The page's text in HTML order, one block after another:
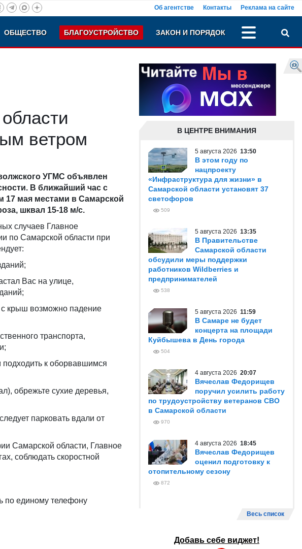
Об агентстве Контакты Реклама на сайте
ОБЩЕСТВО БЛАГОУСТРОЙСТВО ЗАКОН И ПОРЯДОК
ветром
УГМС объявлен
В ближайший час с
17 мая местами в Самарской
шквал 15-18 м/с.
случаев Главное
по Самарской области при
Вас на улице,
с крыш возможно падение
транспорта,
подходить к оборвавшимся
обрежьте сухие деревья,
парковать вдали от
Самарской области, Главное
соблюдать скоростной
по единому телефону
В ЦЕНТРЕ ВНИМАНИЯ
5 августа 2026 13:50
В этом году по
нацпроекту
«Инфраструктура для жизни» в
Самарской области установят 37
светофоров
509
5 августа 2026 13:35
В Правительстве
Самарской области
обсудили меры поддержки
работников Wildberries и
предпринимателей
538
5 августа 2026 11:59
В Самаре не будет
концерта на площади
Куйбышева в День города
504
4 августа 2026 20:07
Вячеслав Федорищев
поручил усилить работу
по трудоустройству ветеранов СВО
в Самарской области
970
4 августа 2026 18:45
Вячеслав Федорищев
оценил подготовку к
отопительному сезону
872
Весь список
Добавь себе виджет!